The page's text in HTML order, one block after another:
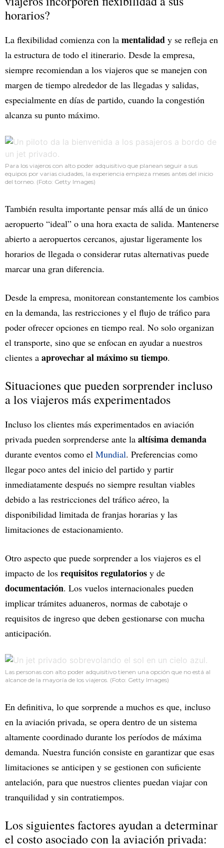
horarios?
La flexibilidad comienza con la mentalidad y se refleja en
la estructura de todo el itinerario. Desde la empresa,
siempre recomiendan a los viajeros que se manejen con
margen de tiempo alrededor de las llegadas y salidas,
especialmente en días de partido, cuando la congestión
alcanza su punto máximo.
Para los viajeros con alto poder adquisitivo que planean seguir a sus
equipos por varias ciudades, la experiencia empieza meses antes del inicio
del torneo. (Foto: Getty Images)
También resulta importante pensar más allá de un único
aeropuerto “ideal” o una hora exacta de salida. Mantenerse
abierto a aeropuertos cercanos, ajustar ligeramente los
horarios de llegada o considerar rutas alternativas puede
marcar una gran diferencia.
Desde la empresa, monitorean constantemente los cambios
en la demanda, las restricciones y el flujo de tráfico para
poder ofrecer opciones en tiempo real. No solo organizan
el transporte, sino que se enfocan en ayudar a nuestros
clientes a aprovechar al máximo su tiempo.
Situaciones que pueden sorprender incluso
a los viajeros más experimentados
Incluso los clientes más experimentados en aviación
privada pueden sorprenderse ante la altísima demanda
durante eventos como el Mundial. Preferencias como
llegar poco antes del inicio del partido y partir
inmediatamente después no siempre resultan viables
debido a las restricciones del tráfico aéreo, la
disponibilidad limitada de franjas horarias y las
limitaciones de estacionamiento.
Otro aspecto que puede sorprender a los viajeros es el
impacto de los requisitos regulatorios y de
documentación. Los vuelos internacionales pueden
implicar trámites aduaneros, normas de cabotaje o
requisitos de ingreso que deben gestionarse con mucha
anticipación.
Las personas con alto poder adquisitivo tienen una opción que no está al
alcance de la mayoría de los viajeros. (Foto: Getty Images)
En definitiva, lo que sorprende a muchos es que, incluso
en la aviación privada, se opera dentro de un sistema
altamente coordinado durante los períodos de máxima
demanda. Nuestra función consiste en garantizar que esas
limitaciones se anticipen y se gestionen con suficiente
antelación, para que nuestros clientes puedan viajar con
tranquilidad y sin contratiempos.
Los siguientes factores ayudan a determinar
el costo asociado con la aviación privada: